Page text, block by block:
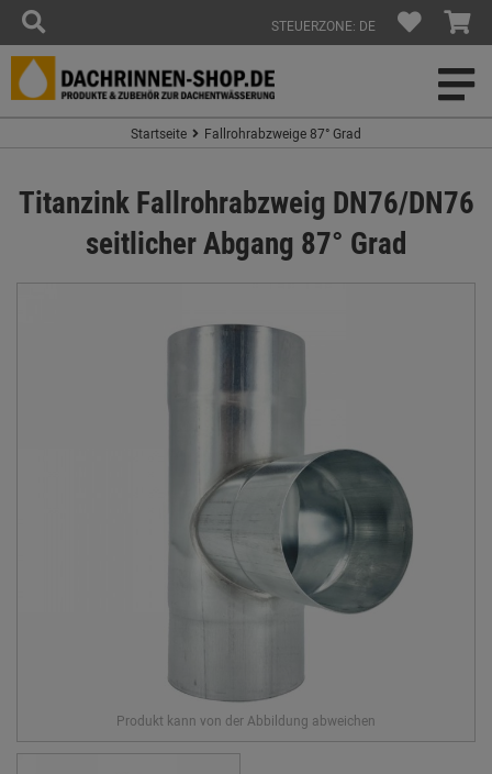
STEUERZONE: DE
Startseite Fallrohrabzweige 87° Grad
Titanzink Fallrohrabzweig DN76/DN76
seitlicher Abgang 87° Grad